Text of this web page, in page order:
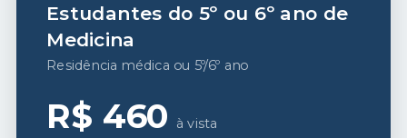
Estudantes do 5º ou 6º ano de
Medicina
Residência médica ou 5º/6º ano
R$ 460 à vista